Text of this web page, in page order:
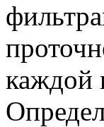
каждой